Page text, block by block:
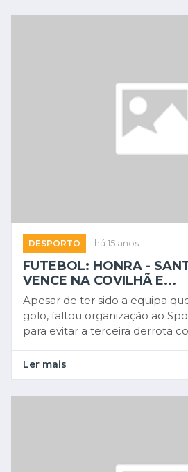
DESPORTO há 15 anos
FUTEBOL: HONRA -
VENCE NA COVILHÃ E...
Apesar de ter sido a equipa
golo, faltou organização ao
para evitar a terceira derrota
Ler mais